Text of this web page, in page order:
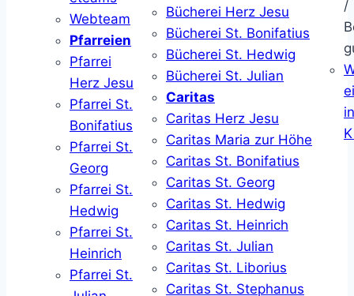
Webteam
Pfarreien
Pfarrei
Herz Jesu
Pfarrei St.
Bonifatius
Pfarrei St.
Georg
Pfarrei St.
Hedwig
Pfarrei St.
Heinrich
Pfarrei St.
Bücherei Herz Jesu
Bücherei St. Bonifatius
Bücherei St. Hedwig
Bücherei St. Julian
Caritas
Caritas Herz Jesu
Caritas Maria zur Höhe
Caritas St. Bonifatius
Caritas St. Georg
Caritas St. Hedwig
Caritas St. Heinrich
Caritas St. Julian
Caritas St. Liborius
Caritas St. Stephanus
/